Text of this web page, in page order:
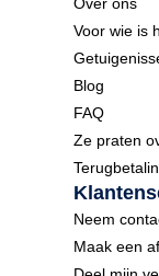
Voor wie is
Blog
FAQ
Ze praten
Neem
Maak een